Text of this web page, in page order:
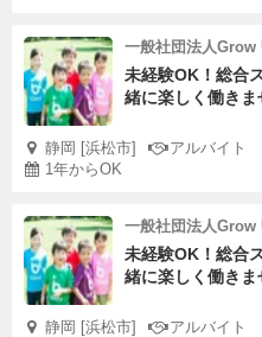
一般社団法人
未経験OK！総合
緒に楽しく働きま
静岡 [浜松市] アルバイト
1年からOK
一般社団法人
未経験OK！総合
緒に楽しく働きま
静岡 [浜松市] アルバイト